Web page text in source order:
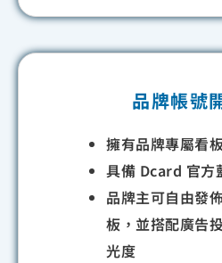
品牌帳號
擁有品牌專屬看
具備 Dcard 官方
品牌主可自由發
板，並搭配廣告
光度